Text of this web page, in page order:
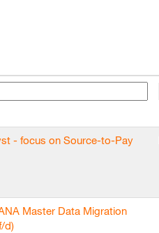
- focus on Source-to-Pay
Master Data Migration
d)